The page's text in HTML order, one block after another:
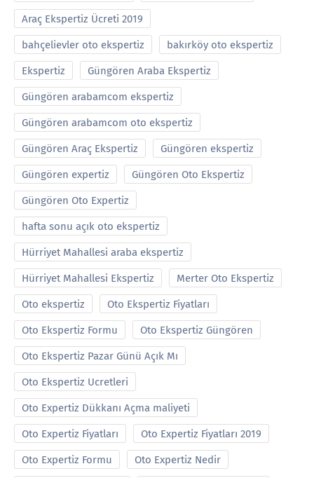
Araç Ekspertiz Ücreti 2019
bahçelievler oto ekspertiz bakırköy oto ekspertiz
Ekspertiz Güngören Araba Ekspertiz
Güngören arabamcom ekspertiz
Güngören arabamcom oto ekspertiz
Güngören Araç Ekspertiz Güngören ekspertiz
Güngören expertiz Güngören Oto Ekspertiz
Güngören Oto Expertiz
hafta sonu açık oto ekspertiz
Hürriyet Mahallesi araba ekspertiz
Hürriyet Mahallesi Ekspertiz Merter Oto Ekspertiz
Oto ekspertiz Oto Ekspertiz Fiyatları
Oto Ekspertiz Formu Oto Ekspertiz Güngören
Oto Ekspertiz Pazar Günü Açık Mı
Oto Ekspertiz Ucretleri
Oto Expertiz Dükkanı Açma maliyeti
Oto Expertiz Fiyatları Oto Expertiz Fiyatları 2019
Oto Expertiz Formu Oto Expertiz Nedir